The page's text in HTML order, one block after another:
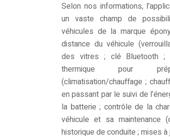
Selon nos informations,
un vaste champ de
véhicules de la marque
distance du véhicule
des vitres ; clé Bluetooth ;
thermique pour
(climatisation/chauffage ;
en passant par le suivi de
la batterie ; contrôle de la
véhicule et sa maintenance
historique de conduite ; mises à